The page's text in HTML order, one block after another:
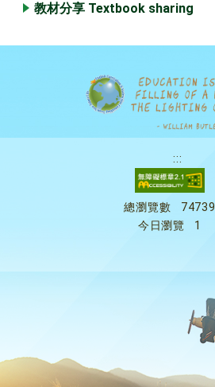
教材分享 Textbook sharing
:::
總瀏覽數
74739
今日瀏覽
1